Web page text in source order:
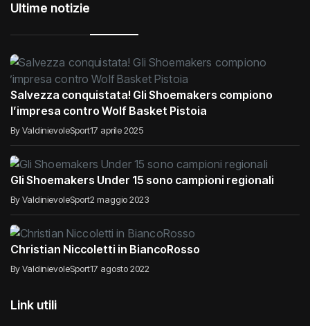
Ultime notizie
Salvezza conquistata! Gli Shoemakers compiono
l’impresa contro Wolf Basket Pistoia
By ValdinievoleSport17 aprile 2025
Gli Shoemakers Under 15 sono campioni regionali
By ValdinievoleSport2 maggio 2023
Christian Niccoletti in BiancoRosso
By ValdinievoleSport17 agosto 2022
Link utili